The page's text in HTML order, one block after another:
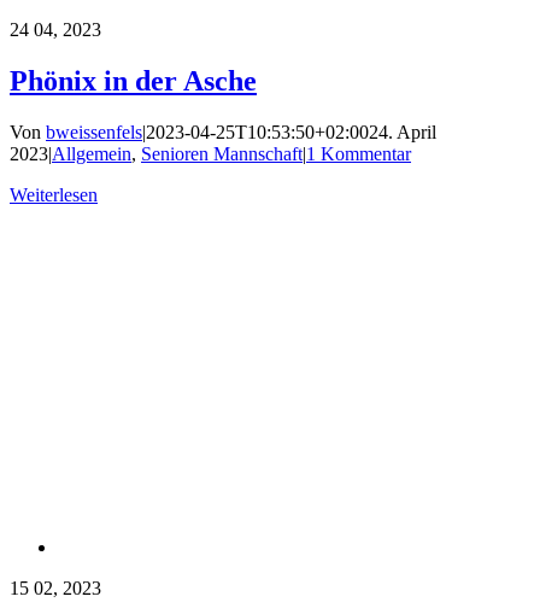
24 04, 2023
Phönix in der Asche
Von bweissenfels|2023-04-25T10:53:50+02:0024. April
2023|Allgemein, Senioren Mannschaft|1 Kommentar
Weiterlesen
15 02, 2023